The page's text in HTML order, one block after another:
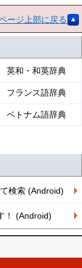
ージ上部に戻る
英和・和英辞典
フランス語辞典
ベトナム語辞典
検索 (Android)
！ (Android)